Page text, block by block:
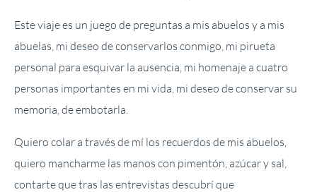
Este viaje es un juego de preguntas a mis abuelos y a mis
abuelas, mi deseo de conservarlos conmigo, mi pirueta
personal para esquivar la ausencia, mi homenaje a cuatro
personas importantes en mi vida, mi deseo de conservar su
memoria, de embotarla.
Quiero colar a través de mí los recuerdos de mis abuelos,
quiero mancharme las manos con pimentón, azúcar y sal,
contarte que tras las entrevistas descubrí que